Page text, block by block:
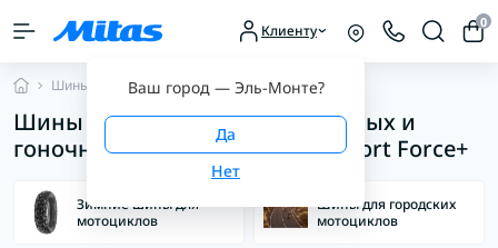
Клиенту
Ваш город — Эль-Монте?
0
Шины для мотоциклов
Шины для дорожных, спортивных и
гоночных мотоциклов Mitas Sport Force+
Зимние шины для
мотоциклов
Шины для городских
мотоциклов